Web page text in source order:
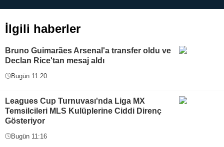
İlgili haberler
Bruno Guimarães Arsenal'a transfer oldu ve
Declan Rice'tan mesaj aldı
Bugün 11:20
Leagues Cup Turnuvası'nda Liga MX
Temsilcileri MLS Kulüplerine Ciddi Direnç
Gösteriyor
Bugün 11:16